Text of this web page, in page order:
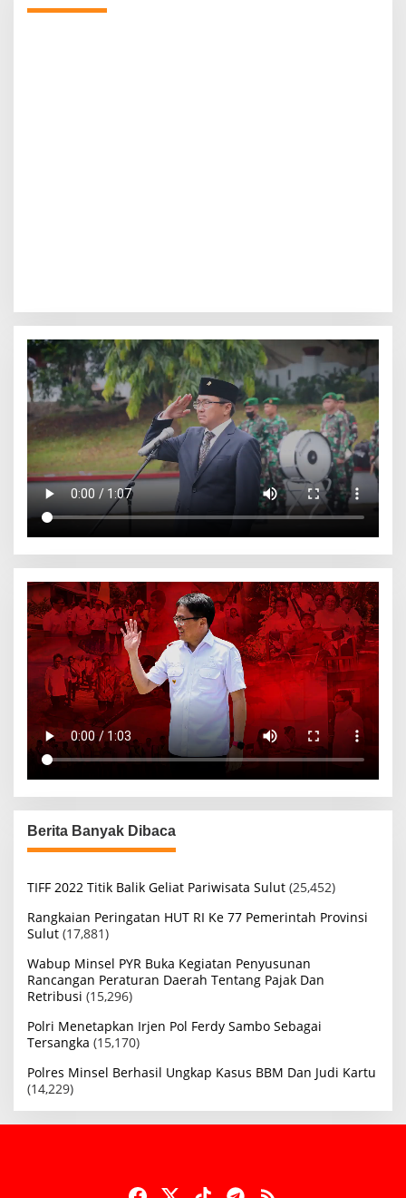
Berita Banyak Dibaca
TIFF 2022 Titik Balik Geliat Pariwisata Sulut (25,452)
Rangkaian Peringatan HUT RI Ke 77 Pemerintah Provinsi
Sulut (17,881)
Wabup Minsel PYR Buka Kegiatan Penyusunan
Rancangan Peraturan Daerah Tentang Pajak Dan
Retribusi (15,296)
Polri Menetapkan Irjen Pol Ferdy Sambo Sebagai
Tersangka (15,170)
Polres Minsel Berhasil Ungkap Kasus BBM Dan Judi Kartu
(14,229)